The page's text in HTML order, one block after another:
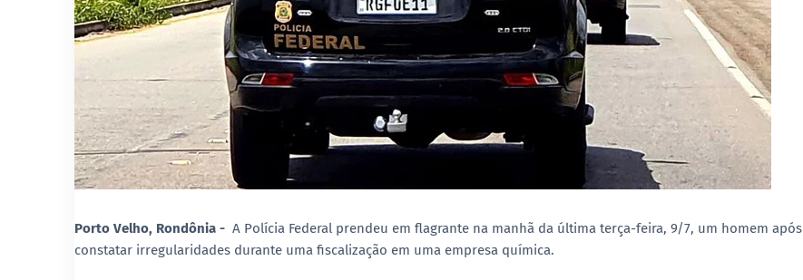
Porto Velho, Rondônia - A Polícia Federal prendeu em flagrante na manhã da última terça-feira, 9/7, um homem após
constatar irregularidades durante uma fiscalização em uma empresa química.